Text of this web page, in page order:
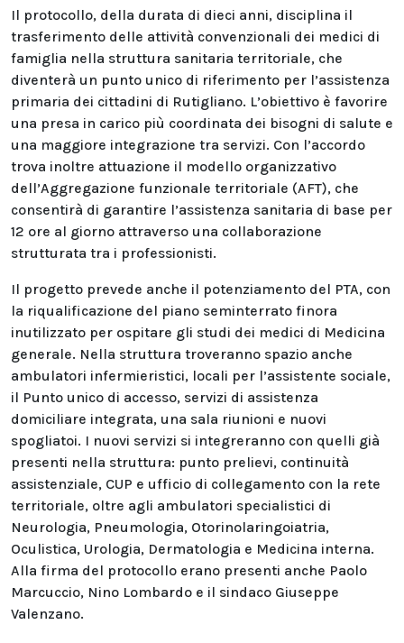
Il protocollo, della durata di dieci anni, disciplina il
trasferimento delle attività convenzionali dei medici di
famiglia nella struttura sanitaria territoriale, che
diventerà un punto unico di riferimento per l’assistenza
primaria dei cittadini di Rutigliano. L’obiettivo è favorire
una presa in carico più coordinata dei bisogni di salute e
una maggiore integrazione tra servizi. Con l’accordo
trova inoltre attuazione il modello organizzativo
dell’Aggregazione funzionale territoriale (AFT), che
consentirà di garantire l’assistenza sanitaria di base per
12 ore al giorno attraverso una collaborazione
strutturata tra i professionisti.
Il progetto prevede anche il potenziamento del PTA, con
la riqualificazione del piano seminterrato finora
inutilizzato per ospitare gli studi dei medici di Medicina
generale. Nella struttura troveranno spazio anche
ambulatori infermieristici, locali per l’assistente sociale,
il Punto unico di accesso, servizi di assistenza
domiciliare integrata, una sala riunioni e nuovi
spogliatoi. I nuovi servizi si integreranno con quelli già
presenti nella struttura: punto prelievi, continuità
assistenziale, CUP e ufficio di collegamento con la rete
territoriale, oltre agli ambulatori specialistici di
Neurologia, Pneumologia, Otorinolaringoiatria,
Oculistica, Urologia, Dermatologia e Medicina interna.
Alla firma del protocollo erano presenti anche Paolo
Marcuccio, Nino Lombardo e il sindaco Giuseppe
Valenzano.